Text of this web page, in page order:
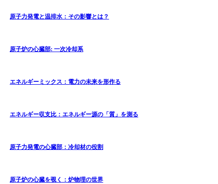
原子力発電と温排水：その影響とは？
原子炉の心臓部: 一次冷却系
エネルギーミックス：電力の未来を形作る
エネルギー収支比：エネルギー源の「質」を測る
原子力発電の心臓部：冷却材の役割
原子炉の心臓を覗く：炉物理の世界